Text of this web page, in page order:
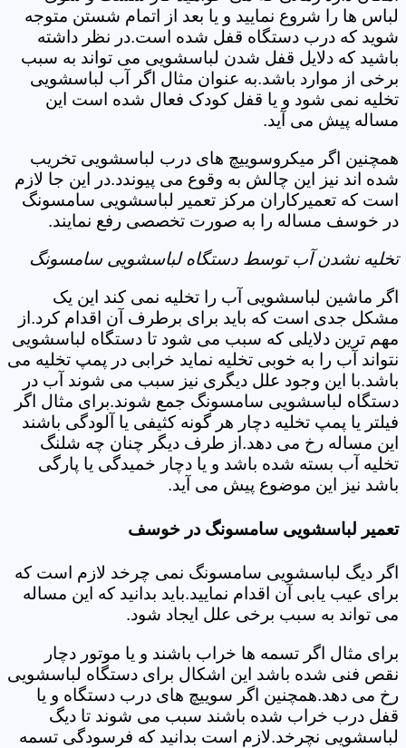
لباس ها را شروع نمایید و یا بعد از اتمام شستن متوجه
شوید که درب دستگاه قفل شده است.در نظر داشته
باشید که دلایل قفل شدن لباسشویی می تواند به سبب
برخی از موارد باشد.به عنوان مثال اگر آب لباسشویی
تخلیه نمی شود و یا قفل کودک فعال شده است این
مساله پیش می آید.
همچنین اگر میکروسوییچ های درب لباسشویی تخریب
شده اند نیز این چالش به وقوع می پیوندد.در این جا لازم
است که تعمیرکاران مرکز تعمیر لباسشویی سامسونگ
در خوسف مساله را به صورت تخصصی رفع نمایند.
تخلیه نشدن آب توسط دستگاه لباسشویی سامسونگ
اگر ماشین لباسشویی آب را تخلیه نمی کند این یک
مشکل جدی است که باید برای برطرف آن اقدام کرد.از
مهم ترین دلایلی که سبب می شود تا دستگاه لباسشویی
نتواند آب را به خوبی تخلیه نماید خرابی در پمپ تخلیه می
باشد.با این وجود علل دیگری نیز سبب می شوند آب در
دستگاه لباسشویی سامسونگ جمع شوند.برای مثال اگر
فیلتر یا پمپ تخلیه دچار هر گونه کثیفی یا آلودگی باشند
این مساله رخ می دهد.از طرف دیگر چنان چه شلنگ
تخلیه آب بسته شده باشد و یا دچار خمیدگی یا پارگی
باشد نیز این موضوع پیش می آید.
تعمیر لباسشویی سامسونگ در خوسف
اگر دیگ لباسشویی سامسونگ نمی چرخد لازم است که
برای عیب یابی آن اقدام نمایید.باید بدانید که این مساله
می تواند به سبب برخی علل ایجاد شود.
برای مثال اگر تسمه ها خراب باشند و یا موتور دچار
نقص فنی شده باشد این اشکال برای دستگاه لباسشویی
رخ می دهد.همچنین اگر سوییچ های درب دستگاه و یا
قفل درب خراب شده باشند سبب می شوند تا دیگ
لباسشویی نچرخد.لازم است بدانید که فرسودگی تسمه